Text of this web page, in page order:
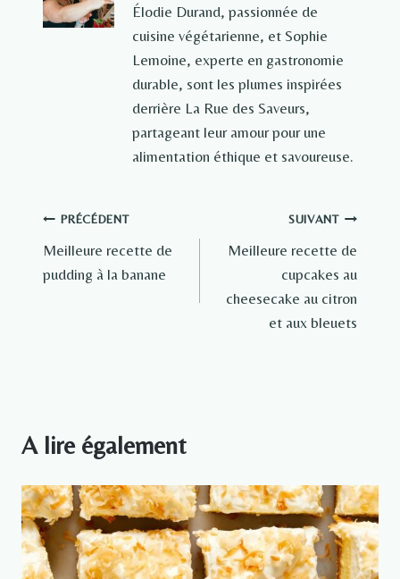
Élodie Durand, passionnée de
cuisine végétarienne, et Sophie
Lemoine, experte en gastronomie
durable, sont les plumes inspirées
derrière La Rue des Saveurs,
partageant leur amour pour une
alimentation éthique et savoureuse.
Navigation
de
PRÉCÉDENT
Meilleure recette de
pudding à la banane
SUIVANT
Meilleure recette de
cupcakes au
cheesecake au citron
et aux bleuets
A lire également